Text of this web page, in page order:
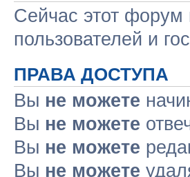
Сейчас этот форум
пользователей и
ПРАВА ДОСТУПА
Вы не можете
Вы не можете
Вы не можете
Вы не можете